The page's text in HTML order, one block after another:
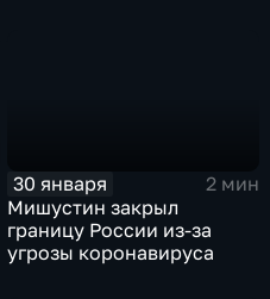
30 января
2 мин
Мишустин закрыл
границу России из-за
угрозы коронавируса